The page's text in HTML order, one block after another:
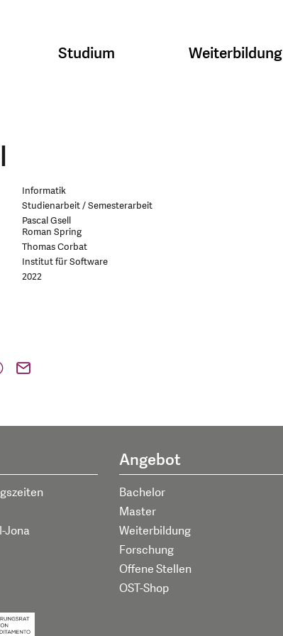
Studium Weiterbildung
Informatik
Studienarbeit / Semesterarbeit
Pascal Gsell
Roman Spring
Thomas Corbat
Institut für Software
2022
Jona
Angebot
Bachelor
Master
Weiterbildung
Forschung
Offene Stellen
OST-Shop